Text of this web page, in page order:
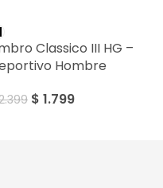
Classico III HG –
Hombre
$ 1.799